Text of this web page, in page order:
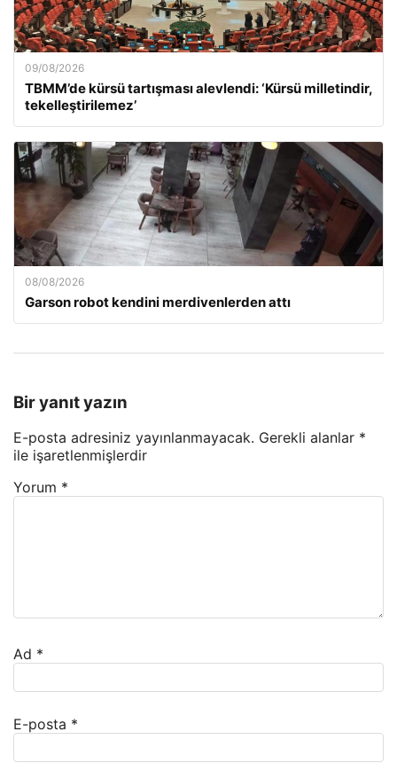
09/08/2026
TBMM’de kürsü tartışması alevlendi: ‘Kürsü milletindir,
tekelleştirilemez’
08/08/2026
Garson robot kendini merdivenlerden attı
Bir yanıt yazın
E-posta adresiniz yayınlanmayacak. Gerekli alanlar *
ile işaretlenmişlerdir
Yorum *
Ad *
E-posta *